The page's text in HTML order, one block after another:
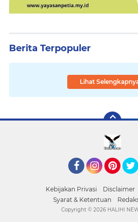
Berita Terpopuler
Lihat
Kebijakan Privasi Disclaimer
Syarat & Ketentuan
Copyright © 2026 HALIHI